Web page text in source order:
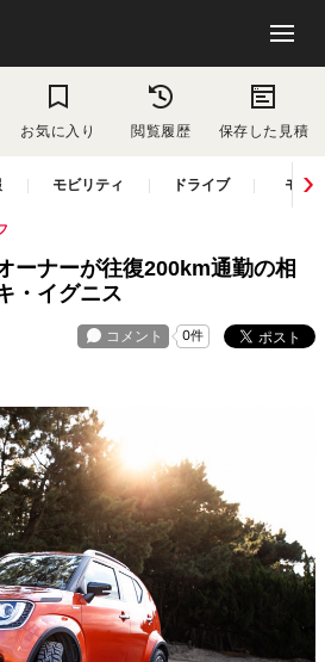
お気に入り 閲覧履歴 保存した見積
モビリティ ドライブ モー
ーナーが往復200km通勤の相
・イグニス